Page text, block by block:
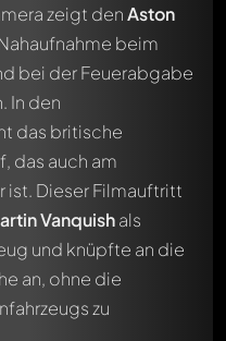
zeigt denAston
beim
bei der Feuerabgabe
In den
das britische
das auch am
Dieser Filmauftritt
Vanquishals
und knüpfte an die
an, ohne die
zu